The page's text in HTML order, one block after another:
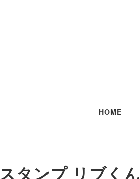
HOME
タンプ リブくん